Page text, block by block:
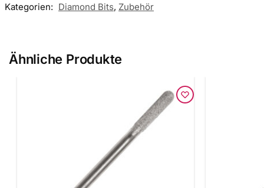
Kategorien: Diamond Bits, Zubehör
Ähnliche Produkte